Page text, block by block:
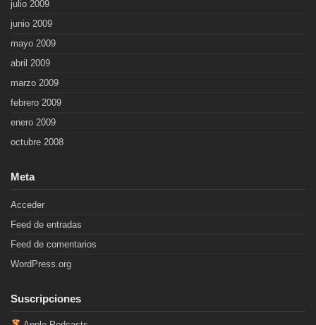
julio 2009
junio 2009
mayo 2009
abril 2009
marzo 2009
febrero 2009
enero 2009
octubre 2008
Meta
Acceder
Feed de entradas
Feed de comentarios
WordPress.org
Suscripciones